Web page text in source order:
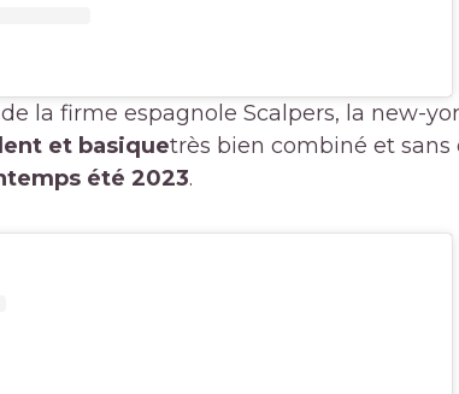
la firme espagnole Scalpers, la new-
et basiquetrès bien combiné et sans
été 2023.